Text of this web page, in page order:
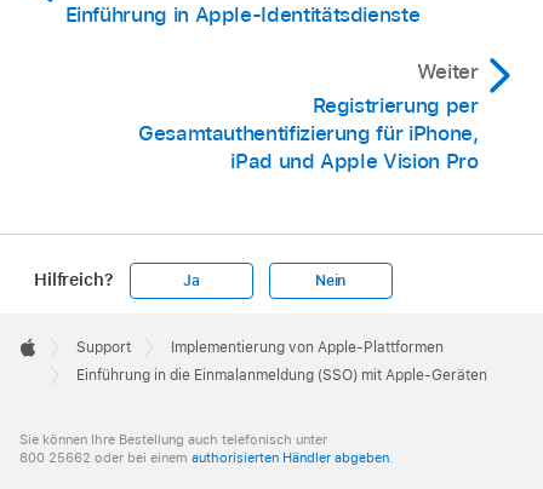
Einführung in Apple-Identitätsdienste
Weiter
Registrierung per
Gesamtauthentifizierung für iPhone,
iPad und Apple Vision Pro
Hilfreich? Ja Nein
Footer

Apple
Support
Implementierung von Apple-Plattformen
Einführung in die Einmalanmeldung (SSO) mit Apple-Geräten
Sie können Ihre Bestellung auch telefonisch unter
800 25662 oder bei einem authorisierten Händler abgeben.